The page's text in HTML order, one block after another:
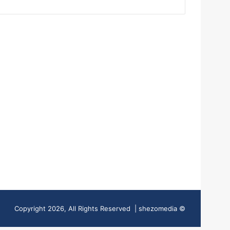
© Copyright 2026, All Rights Reserved | shezomedia